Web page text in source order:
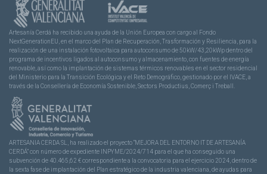
Artesanía Cerdá ha recibido una ayuda de la Unión Europea con cargo al Fondo
NextGenerationEU, en el marco del Plan de Recuperación, Trasformación y Resiliencia, para la
realización de una instalación fotovoltaica para autoconsumo de 50kW/43,20kWp dentro del
programa de incentivos ligados al autoconsumo y almacenamiento, con fuentes de energía
renovable, así como la implantación de sistemas térmicos renovables en el sector residencial
del Ministerio para la Transición Ecológica y el Reto Demográfico, gestionado por el IVACE, a
través de la Consellería de Economía Sostenible, Sectors Productius, Comerç i Treball.
ARTESANIA CERDA SL, ha realizado el proyecto “MEJORA DEL ENTORNO IT DE ARTESANÍA
CERDÁ” con número de expediente INPYME/2024/714 para el que ha conseguido una
subvención de 40.465,62 € correspondiente a la convocatoria para el ejercicio 2024, dentro de
la sexta fase de implantación del Plan estratégico de la industria valenciana, de ayudas para